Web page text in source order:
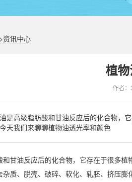
>资讯中心
植
作者：
是高级脂肪酸和甘油反应后的化合物，
天我们来聊聊植物油透光率和颜色
甘油反应后的化合物，它存在于很多
质、脱壳、破碎、软化、轧胚、挤压